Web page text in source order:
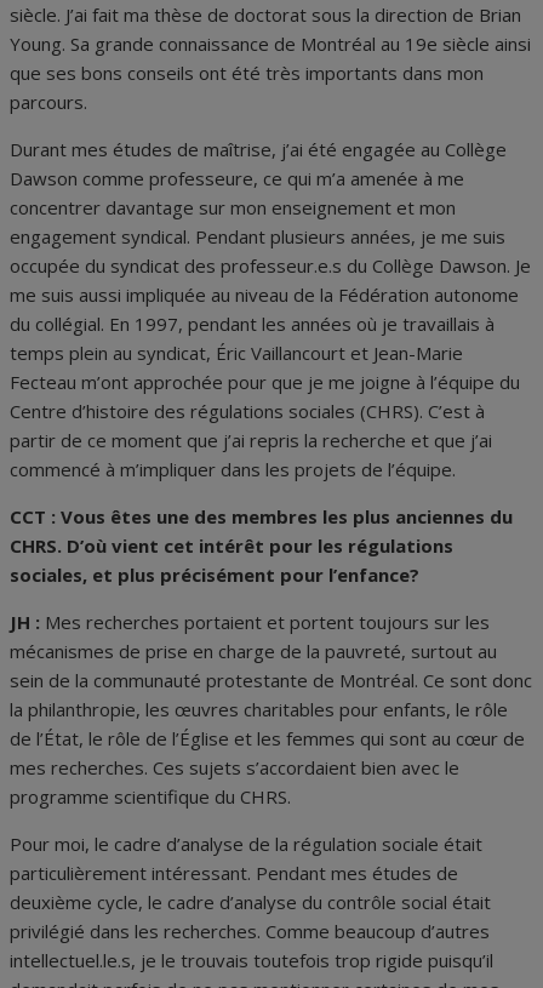
siècle. J’ai fait ma thèse de doctorat sous la direction de Brian
Young. Sa grande connaissance de Montréal au 19e siècle ainsi
que ses bons conseils ont été très importants dans mon
parcours.
Durant mes études de maîtrise, j’ai été engagée au Collège
Dawson comme professeure, ce qui m’a amenée à me
concentrer davantage sur mon enseignement et mon
engagement syndical. Pendant plusieurs années, je me suis
occupée du syndicat des professeur.e.s du Collège Dawson. Je
me suis aussi impliquée au niveau de la Fédération autonome
du collégial. En 1997, pendant les années où je travaillais à
temps plein au syndicat, Éric Vaillancourt et Jean-Marie
Fecteau m’ont approchée pour que je me joigne à l’équipe du
Centre d’histoire des régulations sociales (CHRS). C’est à
partir de ce moment que j’ai repris la recherche et que j’ai
commencé à m’impliquer dans les projets de l’équipe.
CCT : Vous êtes une des membres les plus anciennes du
CHRS. D’où vient cet intérêt pour les régulations
sociales, et plus précisément pour l’enfance?
JH : Mes recherches portaient et portent toujours sur les
mécanismes de prise en charge de la pauvreté, surtout au
sein de la communauté protestante de Montréal. Ce sont donc
la philanthropie, les œuvres charitables pour enfants, le rôle
de l’État, le rôle de l’Église et les femmes qui sont au cœur de
mes recherches. Ces sujets s’accordaient bien avec le
programme scientifique du CHRS.
Pour moi, le cadre d’analyse de la régulation sociale était
particulièrement intéressant. Pendant mes études de
deuxième cycle, le cadre d’analyse du contrôle social était
privilégié dans les recherches. Comme beaucoup d’autres
intellectuel.le.s, je le trouvais toutefois trop rigide puisqu’il